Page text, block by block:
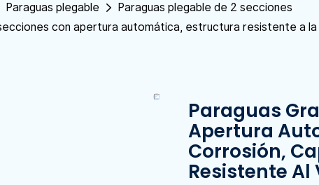
Paraguas plegable
Paraguas plegable de 2 secciones
con apertura automática, estructura resistente a
Paraguas
Apertura
Corrosión,
Resistente Al